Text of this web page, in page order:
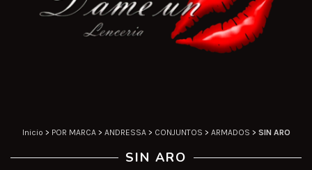
Inicio > POR MARCA > ANDRESSA > CONJUNTOS > ARMADOS > SIN ARO
SIN ARO